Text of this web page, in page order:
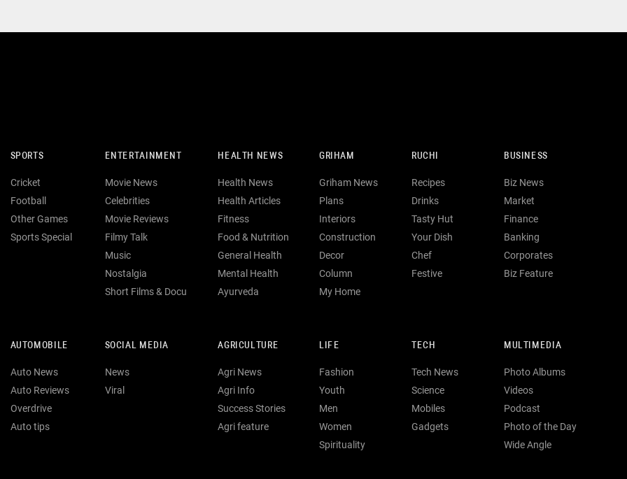
SPORTS
Cricket
Football
Other Games
Sports Special
ENTERTAINMENT
Movie News
Celebrities
Movie Reviews
Filmy Talk
Music
Nostalgia
Short Films & Docu
HEALTH NEWS
Health News
Health Articles
Fitness
Food & Nutrition
General Health
Mental Health
Ayurveda
GRIHAM
Griham News
Plans
Interiors
Construction
Decor
Column
My Home
RUCHI
Recipes
Drinks
Tasty Hut
Your Dish
Chef
Festive
BUSINESS
Biz News
Market
Finance
Banking
Corporates
Biz Feature
AUTOMOBILE
Auto News
Auto Reviews
Overdrive
Auto tips
SOCIAL MEDIA
News
Viral
AGRICULTURE
Agri News
Agri Info
Success Stories
Agri feature
LIFE
Fashion
Youth
Men
Women
Spirituality
TECH
Tech News
Science
Mobiles
Gadgets
MULTIMEDIA
Photo Albums
Videos
Podcast
Photo of the Day
Wide Angle